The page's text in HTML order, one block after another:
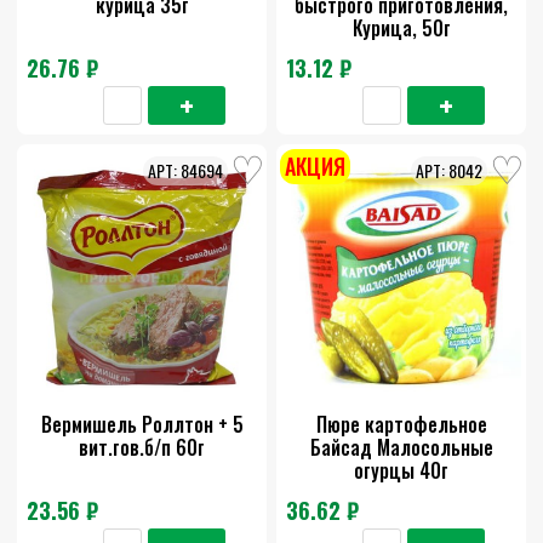
26.76 ₽
Курица, 50г
13.12 ₽
Вермишель Роллтон + 5
вит.гов.б/п 60г
23.56 ₽
84694
Пюре картофельное
Байсад Малосольные
огурцы 40г
36.62 ₽
8042
АКЦИЯ